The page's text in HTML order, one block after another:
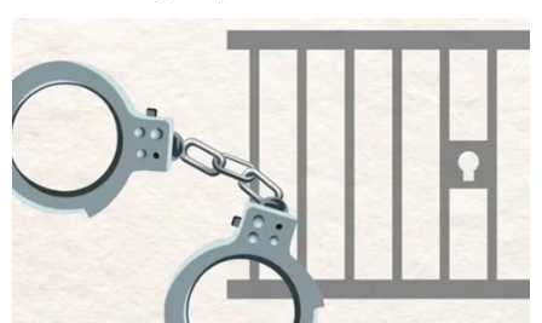
Nhiều loài cá bị chết ở khe Rào Trường, xã Vĩnh Hà, huyện Vĩnh
Linh, tỉnh Quảng Trị. (Ảnh: Nguyên Lý/TTXVN)
Liên quan đến vụ cá chết hàng loạt ở khe Rào
Trường, thôn Rào Trường, xã Vĩnh Hà (huyện
Vĩnh Linh), ngày 11/4, Sở Tài nguyên và Môi